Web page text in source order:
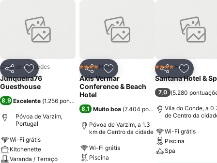
PartilharAdicionar aos favoritos
Casa de hóspedes
Junqueira76
Guesthouse
8,9 Excelente (1.256 pontuações
Póvoa de Varzim,
Portugal
Wi-Fi grátis
Kitchenette
Varanda / Terraço
PartilharAdicionar aos favoritos
4 EstrelasHotel
Axis Vermar
Conference & Beach
Hotel
8,1 Muito boa (7.404 pontuações)
Póvoa de Varzim, a 1.3
km de Centro da cidade
Wi-Fi grátis
Piscina
Partilhar
4 EstrelasHotel
Santana Hotel &
7,0 (5.280
Vila do Conde, a
de Centro da
Wi-Fi grátis
Piscina
Spa